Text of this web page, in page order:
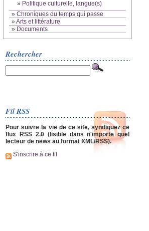
» Politique culturelle, langue(s)
» Chroniques du temps qui passe
»Arts et littérature
» Documents
Rechercher
Fil RSS
Pour suivre la vie de ce site, syndiquez ce
flux RSS 2.0 (lisible dans n'importe quel
lecteur de news au format XML/RSS).
S'inscrire à ce fil